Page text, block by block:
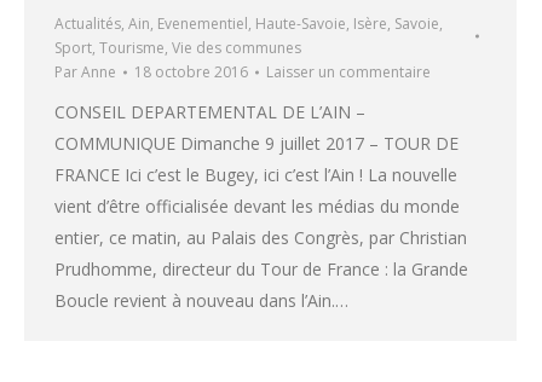
Actualités, Ain, Evenementiel, Haute-Savoie, Isère, Savoie,
Sport, Tourisme, Vie des communes
ParAnne 18 octobre 2016 Laisser un commentaire
CONSEIL DEPARTEMENTAL DE L’AIN –
COMMUNIQUE Dimanche 9 juillet 2017 – TOUR DE
FRANCE Ici c’est le Bugey, ici c’est l’Ain ! La nouvelle
vient d’être officialisée devant les médias du monde
entier, ce matin, au Palais des Congrès, par Christian
Prudhomme, directeur du Tour de France : la Grande
Boucle revient à nouveau dans l’Ain.…